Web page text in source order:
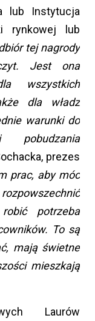
lub Instytucja
rynkowej lub
tej nagrody
Jest ona
wszystkich
dla władz
warunki do
pobudzania
prezes
prac, aby móc
potrzeba
To są
mają świetne
mieszkają
Laurów